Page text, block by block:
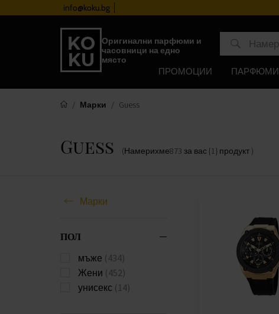
info@koku.bg
Оригинални парфюми и
часовници на едно
място
ПРОМОЦИИ ПАРФЮМИ
Марки Guess
Guess (Намерихме873 за вас{1} продукт )
Марки
ПОЛ
мъже (434)
Жени (452)
унисекс (14)